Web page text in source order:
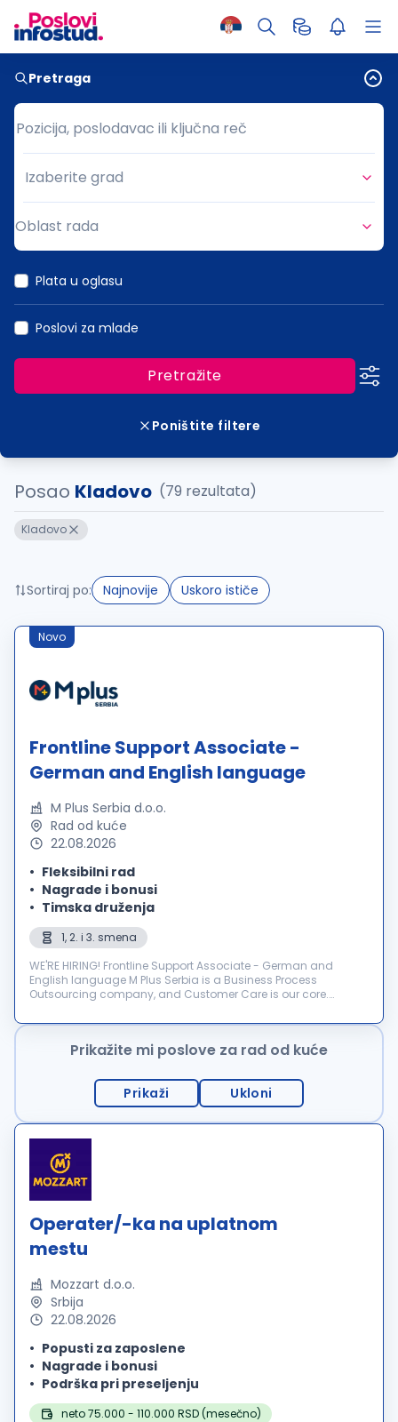
Pretraga
Pozicija, poslodavac ili ključna reč
Pozicija, poslodavac ili ključna reč
Grad
Izaberite grad
Oblast rada
Plata u oglasu
Poslovi za mlade
Pretražite
Poništite filtere
Posao Kladovo (79 rezultata)
Kladovo
Sortiraj po: Najnovije Uskoro ističe
Novo
Frontline Support Associate -
German and English language
M Plus Serbia d.o.o.
Rad od kuće
22.08.2026
Fleksibilni rad
Nagrade i bonusi
Timska druženja
1, 2. i 3. smena
WE'RE HIRING! Frontline Support Associate - German and
English language M Plus Serbia is a Business Process
Outsourcing company, and Customer Care is our core.
each inter...
Prikažite mi poslove za rad od kuće
Prikaži Ukloni
Operater/-ka na uplatnom
mestu
Mozzart d.o.o.
Srbija
22.08.2026
Popusti za zaposlene
Nagrade i bonusi
Podrška pri preseljenju
neto 75.000 - 110.000 RSD (mesečno)